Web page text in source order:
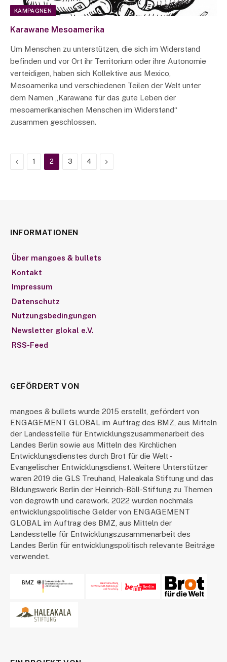
KAMPAGNEN
Karawane Mesoamerika
Um Menschen zu unterstützen, die sich im Widerstand
befinden und vor Ort ihr Territorium oder ihre Autonomie
verteidigen, haben sich Kollektive aus Mexico,
Mesoamerika und verschiedenen Teilen der Welt unter
dem Namen „Karawane für das gute Leben der
mesoamerikanischen Menschen im Widerstand“
zusammen geschlossen.
Previous
1 2 3 4 Next
INFORMATIONEN
Über mangoes & bullets
Kontakt
Impressum
Datenschutz
Nutzungsbedingungen
Newsletter glokal e.V.
RSS-Feed
GEFÖRDERT VON
mangoes & bullets wurde 2015 erstellt, gefördert von
ENGAGEMENT GLOBAL im Auftrag des BMZ, aus Mitteln
der Landesstelle für Entwicklungszusammenarbeit des
Landes Berlin sowie aus Mitteln des Kirchlichen
Entwicklungsdienstes durch Brot für die Welt -
Evangelischer Entwicklungsdienst. Weitere Unterstützer
waren 2019 die GLS Treuhand, Haleakala Stiftung und das
Bildungswerk Berlin der Heinrich-Böll-Stiftung zu Themen
von degrowth und carework. 2022 wurden nochmals
entwicklungspolitische Gelder von ENGAGEMENT
GLOBAL im Auftrag des BMZ, aus Mitteln der
Landesstelle für Entwicklungszusammenarbeit des
Landes Berlin für entwicklungspolitisch relevante Beiträge
verwendet.